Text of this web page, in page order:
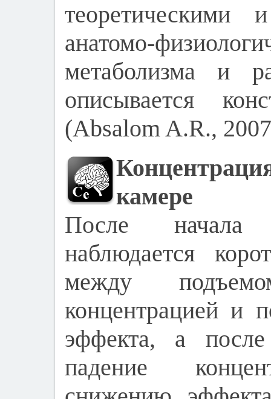
анатомо-
метаболизма и
описывается
(Absalom A.R.,
камере
После начала
наблюдается
между
концентрацией и
эффекта, а
падение